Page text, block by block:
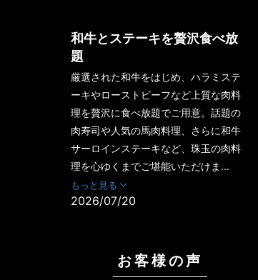
和牛とステーキを贅沢食べ放
題
厳選された和牛をはじめ、ハラミステ
ーキやローストビーフなど上質な肉料
理を贅沢に食べ放題でご用意。話題の
肉寿司や人気の馬肉料理、さらに和牛
サーロインステーキなど、珠玉の肉料
理を心ゆくまでご堪能いただけま...
もっと見る
2026/07/20
お客様の声